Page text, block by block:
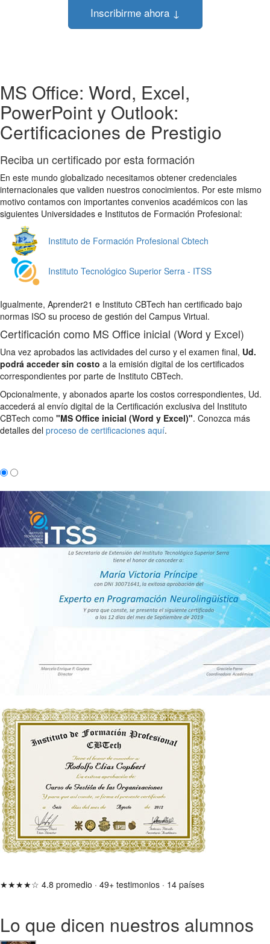
Inscribirme ahora ↓
MS Office: Word, Excel,
PowerPoint y Outlook:
Certificaciones de Prestigio
Reciba un certificado por esta formación
En este mundo globalizado necesitamos obtener credenciales
internacionales que validen nuestros conocimientos. Por este mismo
motivo contamos con importantes convenios académicos con las
siguientes Universidades e Institutos de Formación Profesional:
Instituto de Formación Profesional Cbtech
Instituto Tecnológico Superior Serra - ITSS
Igualmente, Aprender21 e Instituto CBTech han certificado bajo
normas ISO su proceso de gestión del Campus Virtual.
Certificación como MS Office inicial (Word y Excel)
Una vez aprobados las actividades del curso y el examen final, Ud.
podrá acceder sin costo a la emisión digital de los certificados
correspondientes por parte de Instituto CBTech.
Opcionalmente, y abonados aparte los costos correspondientes, Ud.
accederá al envío digital de la Certificación exclusiva del Instituto
CBTech como "MS Office inicial (Word y Excel)". Conozca más
detalles del proceso de certificaciones aquí.
★★★★☆ 4.8 promedio · 49+ testimonios · 14 países
Lo que dicen nuestros alumnos